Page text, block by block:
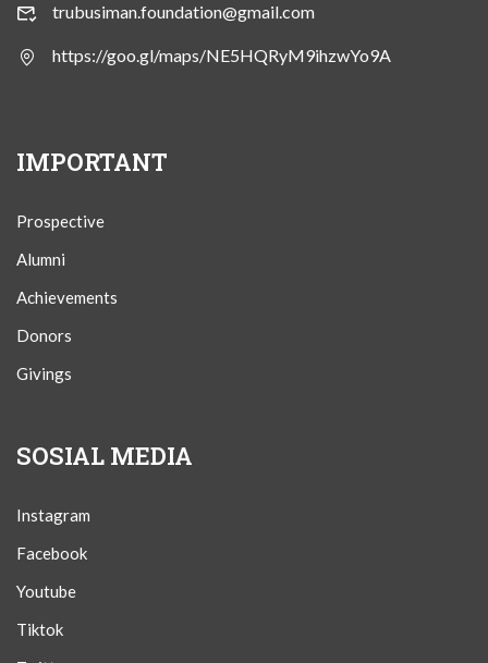
trubusiman.foundation@gmail.com
https://goo.gl/maps/NE5HQRyM9ihzwYo9A
IMPORTANT
Prospective
Alumni
Achievements
Donors
Givings
SOSIAL MEDIA
Instagram
Facebook
Youtube
Tiktok